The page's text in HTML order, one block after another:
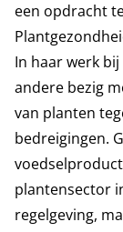
een opdracht
In haar werk
andere bezig
van planten
bedreigingen.
plantensector
regelgeving,